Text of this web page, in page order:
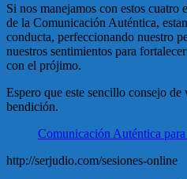
Si nos manejamos con estos
de la Comunicación Auténtica,
conducta, perfeccionando nuestro
nuestros sentimientos para
con el prójimo.
Espero que este sencillo consejo
bendición.
Comunicación Auténtica
http://serjudio.com/sesiones-online